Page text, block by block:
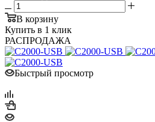
В корзину
Купить в 1 клик
РАСПРОДАЖА
Быстрый просмотр